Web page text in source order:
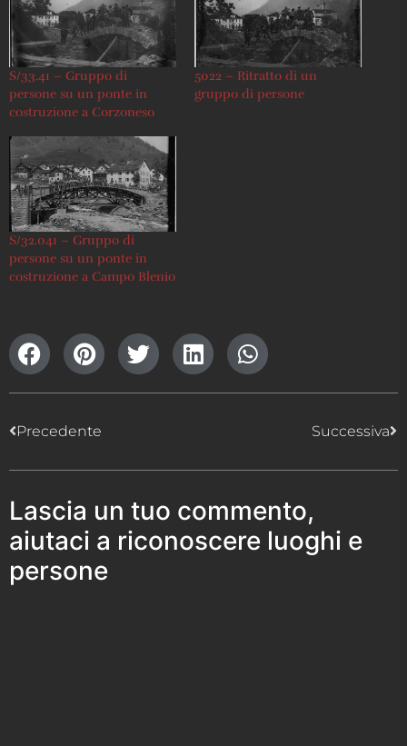
S/33.41 – Gruppo di
persone su un ponte in
costruzione a Corzoneso
5022 – Ritratto di un
gruppo di persone
S/32.041 – Gruppo di
persone su un ponte in
costruzione a Campo Blenio
Precedente Successiva
Lascia un tuo commento,
aiutaci a riconoscere luoghi e
persone